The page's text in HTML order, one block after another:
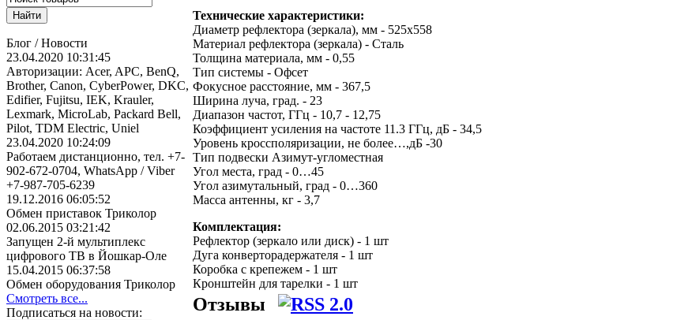
Блог / Новости
23.04.2020 10:31:45
Авторизации: Acer, APC, BenQ,
Brother, Canon, CyberPower, DKC,
Edifier, Fujitsu, IEK, Krauler,
Lexmark, MicroLab, Packard Bell,
Pilot, TDM Electric, Uniel
23.04.2020 10:24:09
Работаем дистанционно, тел. +7-
902-672-0704, WhatsApp / Viber
+7-987-705-6239
19.12.2016 06:05:52
Обмен приставок Триколор
02.06.2015 03:21:42
Запущен 2-й мультиплекс
цифрового ТВ в Йошкар-Оле
15.04.2015 06:37:58
Обмен оборудования Триколор
Смотреть все...
Подписаться на новости:
Технические характеристики:
Диаметр рефлектора (зеркала), мм - 525х558
Материал рефлектора (зеркала) - Сталь
Толщина материала, мм - 0,55
Тип системы - Офсет
Фокусное расстояние, мм - 367,5
Ширина луча, град. - 23
Диапазон частот, ГГц - 10,7 - 12,75
Коэффициент усиления на частоте 11.3 ГГц, дБ - 34,5
Уровень кроссполяризации, не более…,дБ -30
Тип подвески Азимут-угломестная
Угол места, град - 0…45
Угол азимутальный, град - 0…360
Масса антенны, кг - 3,7
Комплектация:
Рефлектор (зеркало или диск) - 1 шт
Дуга конверторадержателя - 1 шт
Коробка с крепежем - 1 шт
Кронштейн для тарелки - 1 шт
Отзывы